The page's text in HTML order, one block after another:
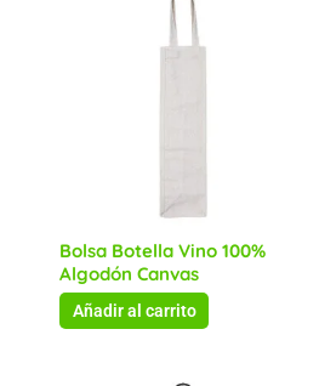
Bolsa Botella Vino 100%
Algodón Canvas
Añadir al carrito